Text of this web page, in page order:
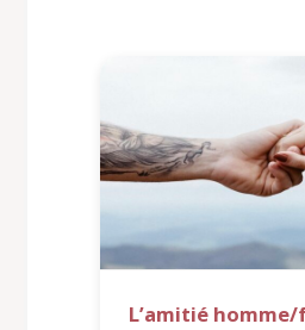
L’amitié